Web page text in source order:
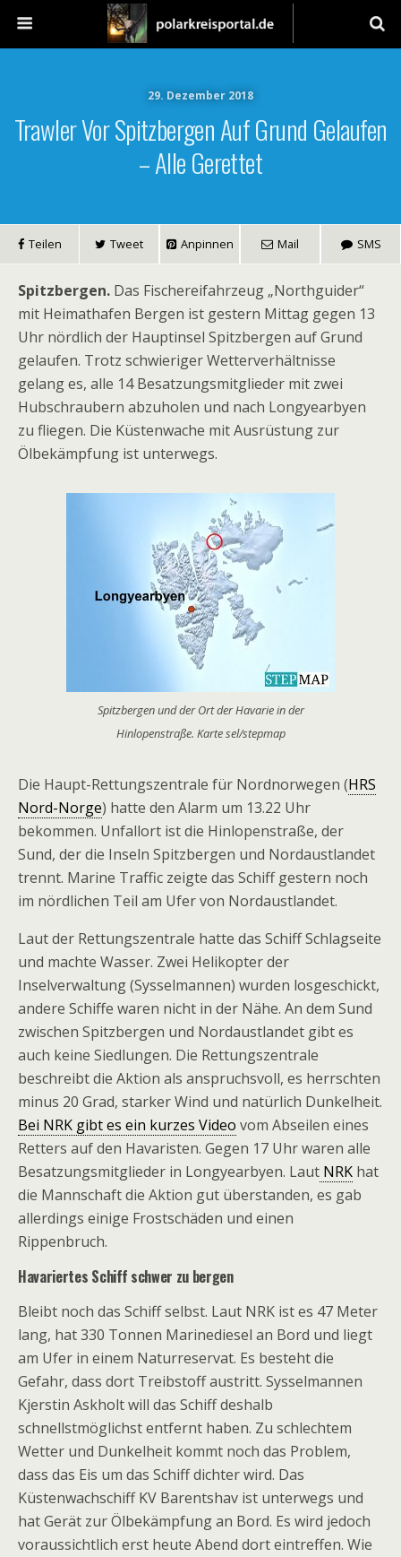
29. Dezember 2018
Trawler Vor Spitzbergen Auf Grund Gelaufen
– Alle Gerettet
Teilen Tweet Anpinnen Mail SMS
Spitzbergen. Das Fischereifahrzeug „Northguider“
mit Heimathafen Bergen ist gestern Mittag gegen 13
Uhr nördlich der Hauptinsel Spitzbergen auf Grund
gelaufen. Trotz schwieriger Wetterverhältnisse
gelang es, alle 14 Besatzungsmitglieder mit zwei
Hubschraubern abzuholen und nach Longyearbyen
zu fliegen. Die Küstenwache mit Ausrüstung zur
Ölbekämpfung ist unterwegs.
Spitzbergen und der Ort der Havarie in der
Hinlopenstraße. Karte sel/stepmap
Die Haupt-Rettungszentrale für Nordnorwegen (HRS
Nord-Norge) hatte den Alarm um 13.22 Uhr
bekommen. Unfallort ist die Hinlopenstraße, der
Sund, der die Inseln Spitzbergen und Nordaustlandet
trennt. Marine Traffic zeigte das Schiff gestern noch
im nördlichen Teil am Ufer von Nordaustlandet.
Laut der Rettungszentrale hatte das Schiff Schlagseite
und machte Wasser. Zwei Helikopter der
Inselverwaltung (Sysselmannen) wurden losgeschickt,
andere Schiffe waren nicht in der Nähe. An dem Sund
zwischen Spitzbergen und Nordaustlandet gibt es
auch keine Siedlungen. Die Rettungszentrale
beschreibt die Aktion als anspruchsvoll, es herrschten
minus 20 Grad, starker Wind und natürlich Dunkelheit.
Bei NRK gibt es ein kurzes Video vom Abseilen eines
Retters auf den Havaristen. Gegen 17 Uhr waren alle
Besatzungsmitglieder in Longyearbyen. Laut NRK hat
die Mannschaft die Aktion gut überstanden, es gab
allerdings einige Frostschäden und einen
Rippenbruch.
Havariertes Schiff schwer zu bergen
Bleibt noch das Schiff selbst. Laut NRK ist es 47 Meter
lang, hat 330 Tonnen Marinediesel an Bord und liegt
am Ufer in einem Naturreservat. Es besteht die
Gefahr, dass dort Treibstoff austritt. Sysselmannen
Kjerstin Askholt will das Schiff deshalb
schnellstmöglichst entfernt haben. Zu schlechtem
Wetter und Dunkelheit kommt noch das Problem,
dass das Eis um das Schiff dichter wird. Das
Küstenwachschiff KV Barentshav ist unterwegs und
hat Gerät zur Ölbekämpfung an Bord. Es wird jedoch
voraussichtlich erst heute Abend dort eintreffen. Wie